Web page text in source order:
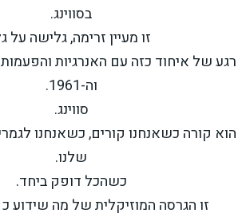
בסווינג.
זו מעיין זרימה, גלישה על
רגע של איחוד כזה עם האנרגיות והפעמות
וה-1961.
סווינג.
שלנו.
כשהכל דופק ביחד.
זו הגרסה המוזיקלית של מה שידוע כ flow state,